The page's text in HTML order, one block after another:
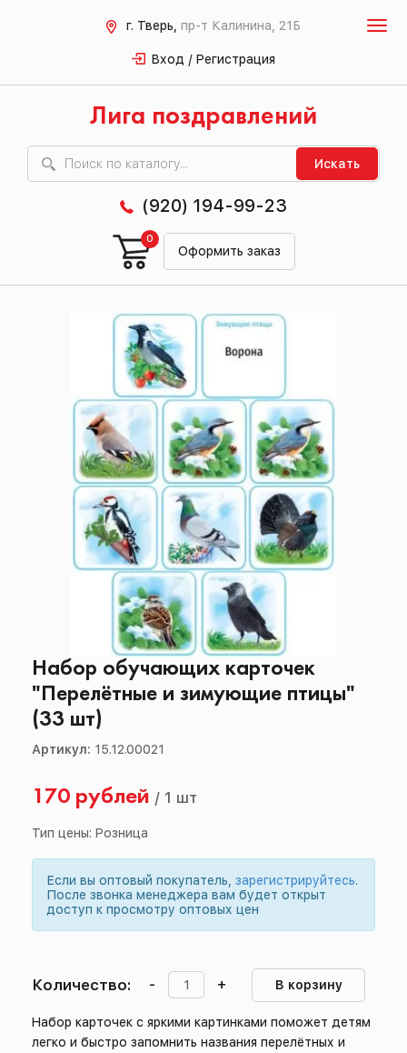
г. Тверь, пр-т Калинина, 21Б
Вход / Регистрация
Лига поздравлений
Искать
(920) 194-99-23
Оформить заказ
0
Набор обучающих карточек
"Перелётные и зимующие птицы"
(33 шт)
Артикул: 15.12.00021
170 рублей / 1 шт
Тип цены: Розница
Если вы оптовый покупатель, зарегистрируйтесь.
После звонка менеджера вам будет открыт
доступ к просмотру оптовых цен
Количество: - + В корзину
Набор карточек с яркими картинками поможет детям
легко и быстро запомнить названия перелётных и